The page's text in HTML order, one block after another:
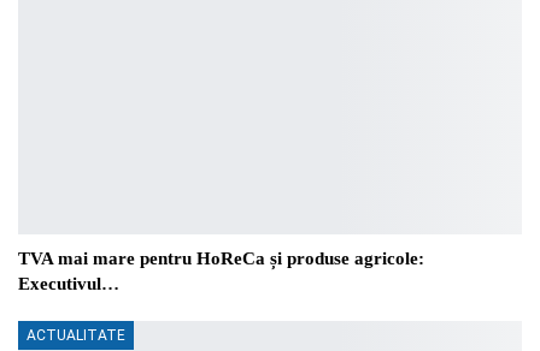
TVA mai mare pentru HoReCa și produse agricole:
Executivul…
ACTUALITATE